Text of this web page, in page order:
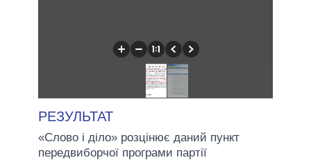
РЕЗУЛЬТАТ
«Слово і діло» розцінює даний пункт
передвиборчої програми партії